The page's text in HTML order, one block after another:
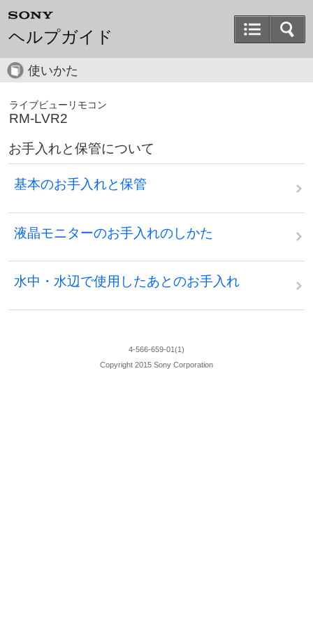
ヘルプガイド
使いかた
ライブビューリモコン
RM-LVR2
お手入れと保管について
基本のお手入れと保管
液晶モニターのお手入れのしかた
水中・水辺で使用したあとのお手入れ
4-566-659-01(1)
Copyright 2015 Sony Corporation